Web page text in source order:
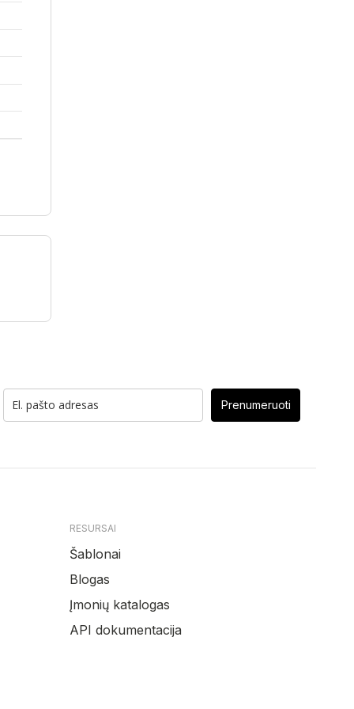
Prenumeruoti
RESURSAI
Šablonai
Blogas
Įmonių katalogas
API dokumentacija